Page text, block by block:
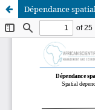
Dépendance